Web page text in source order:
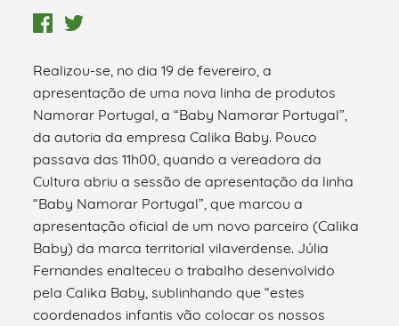
Realizou-se, no dia 19 de fevereiro, a
apresentação de uma nova linha de produtos
Namorar Portugal, a “Baby Namorar Portugal”,
da autoria da empresa Calika Baby. Pouco
passava das 11h00, quando a vereadora da
Cultura abriu a sessão de apresentação da linha
“Baby Namorar Portugal”, que marcou a
apresentação oficial de um novo parceiro (Calika
Baby) da marca territorial vilaverdense. Júlia
Fernandes enalteceu o trabalho desenvolvido
pela Calika Baby, sublinhando que “estes
coordenados infantis vão colocar os nossos